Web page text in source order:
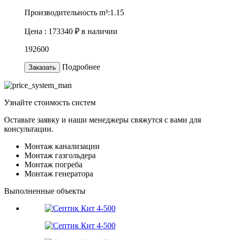
Производительность m³:1.15
Цена : 173340 ₽ в наличии
192600
Заказать Подробнее
Узнайте стоимость систем
Оставьте заявку и наши менеджеры свяжутся с вами для
консультации.
Монтаж канализации
Монтаж газгольдера
Монтаж погреба
Монтаж генератора
Выполненные объекты